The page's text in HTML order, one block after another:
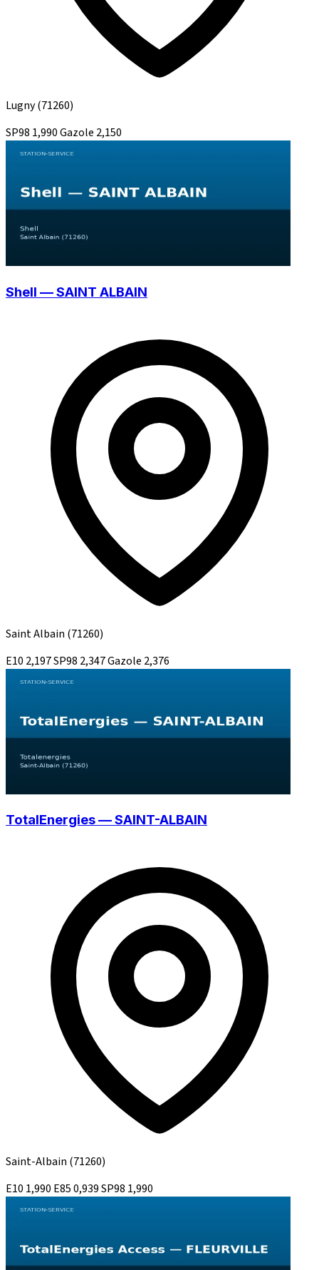
Lugny(71260)
SP98 1,990Gazole 2,150
Shell — SAINT ALBAIN
Saint Albain (71260)
E10 2,197SP98 2,347Gazole 2,376
TotalEnergies — SAINT-ALBAIN
Saint-Albain (71260)
E10 1,990 E850,939SP98 1,990